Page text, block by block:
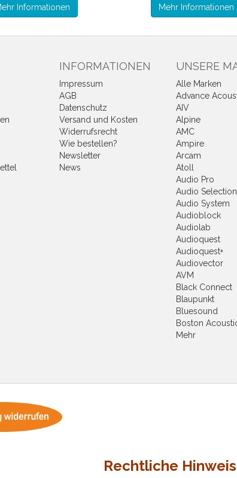
Informationen Mehr Informationen
INFORMATIONEN
Impressum
AGB
Datenschutz
Versand und Kosten
Widerrufsrecht
Wie bestellen?
Newsletter
News
UNSERE
Alle Marken
Advance
AIV
Alpine
AMC
Ampire
Arcam
Atoll
Audio Pro
Audio Selection
Audio System
Audioblock
Audiolab
Audioquest
Audioquest+
Audiovector
AVM
Black Connect
Blaupunkt
Bluesound
Boston
Mehr
Rechtliche